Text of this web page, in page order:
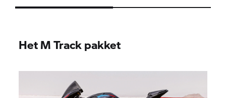
Het M Track pakket